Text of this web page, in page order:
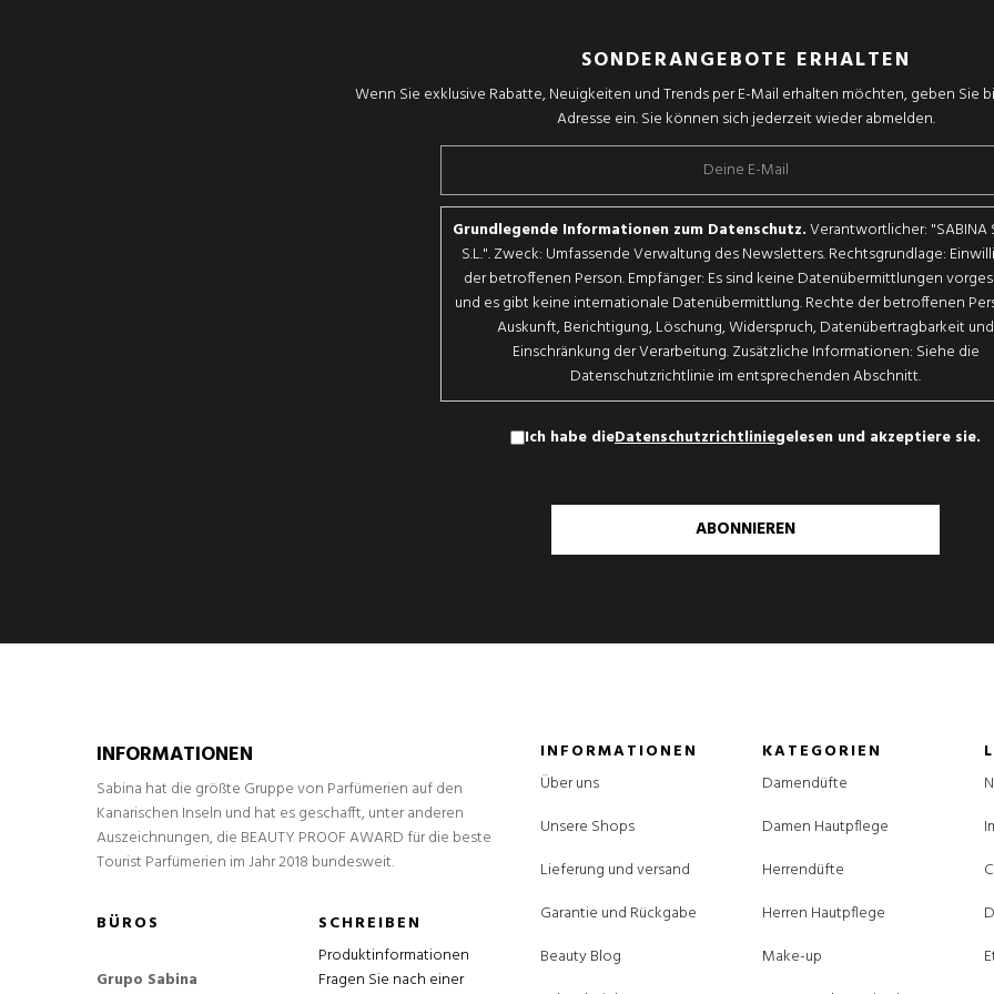
SONDERANGEBOTE ERHALTEN
Wenn Sie exklusive Rabatte, Neuigkeiten und Trends per E-Mail erhalten möchten, geben Sie
Adresse ein. Sie können sich jederzeit wieder abmelden.
Grundlegende Informationen zum Datenschutz.Verantwortlicher: "SABINA
S.L.". Zweck: Umfassende Verwaltung des Newsletters. Rechtsgrundlage:
der betroffenen Person. Empfänger: Es sind keine Datenübermittlungen
und es gibt keine internationale Datenübermittlung. Rechte der betroffenen
Auskunft, Berichtigung, Löschung, Widerspruch, Datenübertragbarkeit und
Einschränkung der Verarbeitung. Zusätzliche Informationen: Siehe die
Datenschutzrichtlinie im entsprechenden Abschnitt.
Ich habe dieDatenschutzrichtliniegelesen und akzeptiere sie.
ABONNIEREN
INFORMATIONEN
Sabina hat die größte Gruppe von Parfümerien auf den
Kanarischen Inseln und hat es geschafft, unter anderen
Auszeichnungen, die BEAUTY PROOF AWARD für die beste
Tourist Parfümerien im Jahr 2018 bundesweit.
BÜROS
Grupo Sabina
SCHREIBEN
Produktinformationen
Fragen Sie nach einer
INFORMATIONEN
Über uns
Unsere Shops
Lieferung und versand
Garantie und Rückgabe
Beauty Blog
KATEGORIEN
Damendüfte
Damen Hautpflege
Herrendüfte
Herren Hautpflege
Make-up